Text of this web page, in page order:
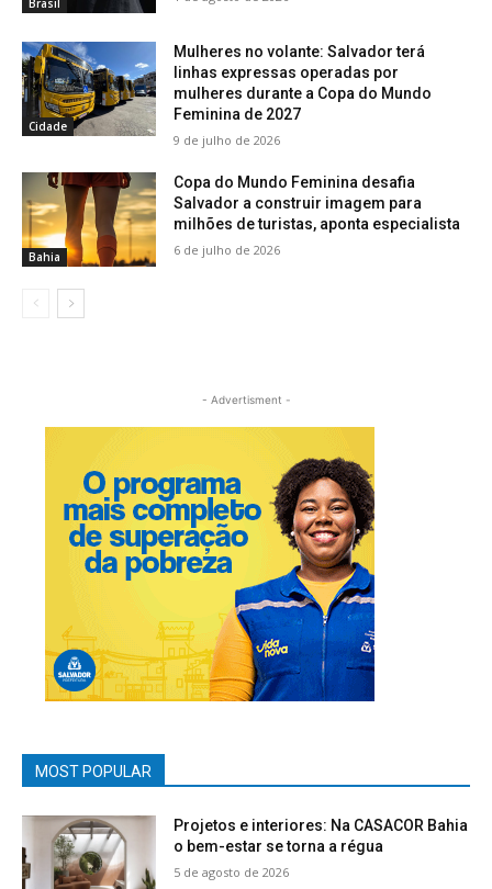
Brasil
Cidade
Mulheres no volante: Salvador terá
linhas expressas operadas por
mulheres durante a Copa do Mundo
Feminina de 2027
9 de julho de 2026
Bahia
Copa do Mundo Feminina desafia
Salvador a construir imagem para
milhões de turistas, aponta especialista
6 de julho de 2026
- Advertisment -
MOST POPULAR
Projetos e interiores: Na CASACOR Bahia
o bem-estar se torna a régua
5 de agosto de 2026